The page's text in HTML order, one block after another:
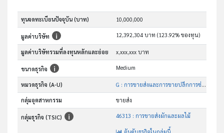
ทุนจดทะเบียนปัจจุบัน (บาท) 10,000,000
มูลค่าบริษัท 12,392,304 บาท (123.92% ของทุน)
มูลค่าบริษัทรวมที่ลงทุนหลักและย่อย x,xxx,xxx บาท
ขนาดธุรกิจ Medium
หมวดธุรกิจ (A-U) G : การขายส่งและการขายปลีกการซ่อมยานยนต์และ จักรยานยนต์
กลุ่มอุตสาหกรรม ขายส่ง
กลุ่มธุรกิจ (TSIC) 46313 : การขายส่งผักและผลไม้